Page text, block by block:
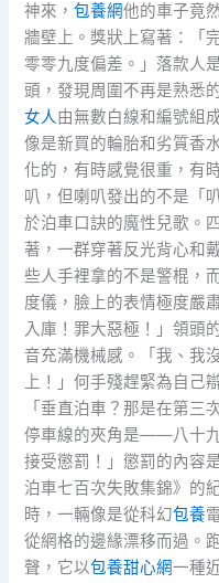
神來，包養網他的車子竟
牆壁上。獎狀上寫著：
零零九度偏差。」落款人
頭，發現周圍不再是熟悉
女人由無數白線和編號組
像是新買的輪胎和劣質香
化的，有時感覺很重，有
叭，但喇叭發出的不是「
於泊車口訣的魔性兒歌。
著，一群穿著反光背心和
些人手裡拿的不是警棍，
度儀，臉上的表情極度嚴
入庫！罪大惡極！」領頭
音充滿機械感。「我、我
上！」何手殘趕緊為自己
「垂直泊車？那是在第三
停車線的夾角是——八十
接受懲罰！」懲罰的內容
泊車七百次失敗集錦》的
時，一輛像是從科幻包養
從網格的邊緣漂移而過。
聲，它以包養甜心網一種